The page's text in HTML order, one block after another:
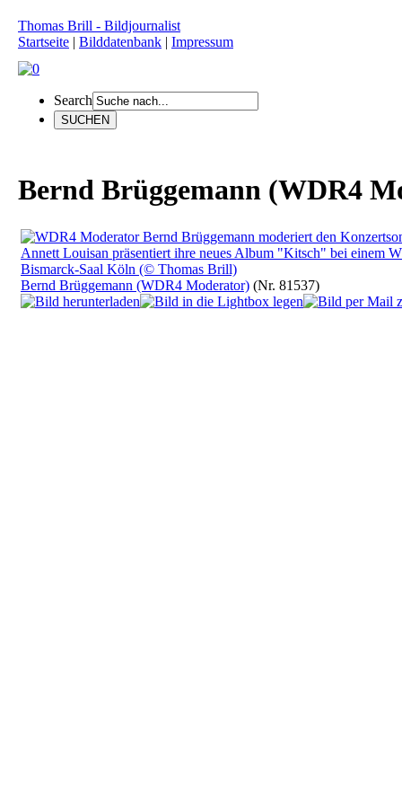
Thomas Brill - Bildjournalist
Startseite | Bilddatenbank | Impressum
Search
Bernd Brüggemann (WDR4
Bernd Brüggemann (WDR4 Moderator) (Nr. 81537)